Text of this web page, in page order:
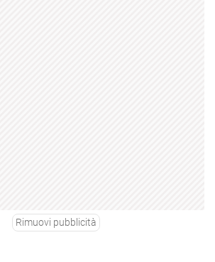
Rimuovi pubblicità